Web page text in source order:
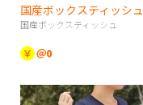
国産ボックスティッシュ
国産ボックスティッシュ
￥ ＠0